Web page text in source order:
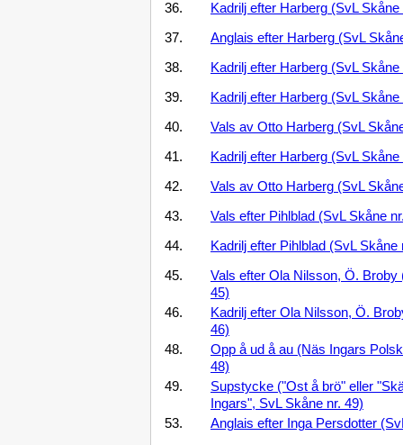
36. Kadrilj efter Harberg (SvL Skåne
37. Anglais efter Harberg (SvL
38. Kadrilj efter Harberg (SvL Skåne
39. Kadrilj efter Harberg (SvL Skåne
40. Vals av Otto Harberg (SvL
41. Kadrilj efter Harberg (SvL Skåne
42. Vals av Otto Harberg (SvL
43. Vals efter Pihlblad (SvL Skåne
44. Kadrilj efter Pihlblad (SvL Skåne
45.
Vals efter Ola Nilsson, Ö. Broby
45)
46.
Kadrilj efter Ola Nilsson, Ö.
46)
48.
Opp å ud å au (Näs Ingars
48)
49.
Supstycke ("Ost å brö" eller
Ingars", SvL Skåne nr. 49)
53.
Anglais efter Inga Persdotter